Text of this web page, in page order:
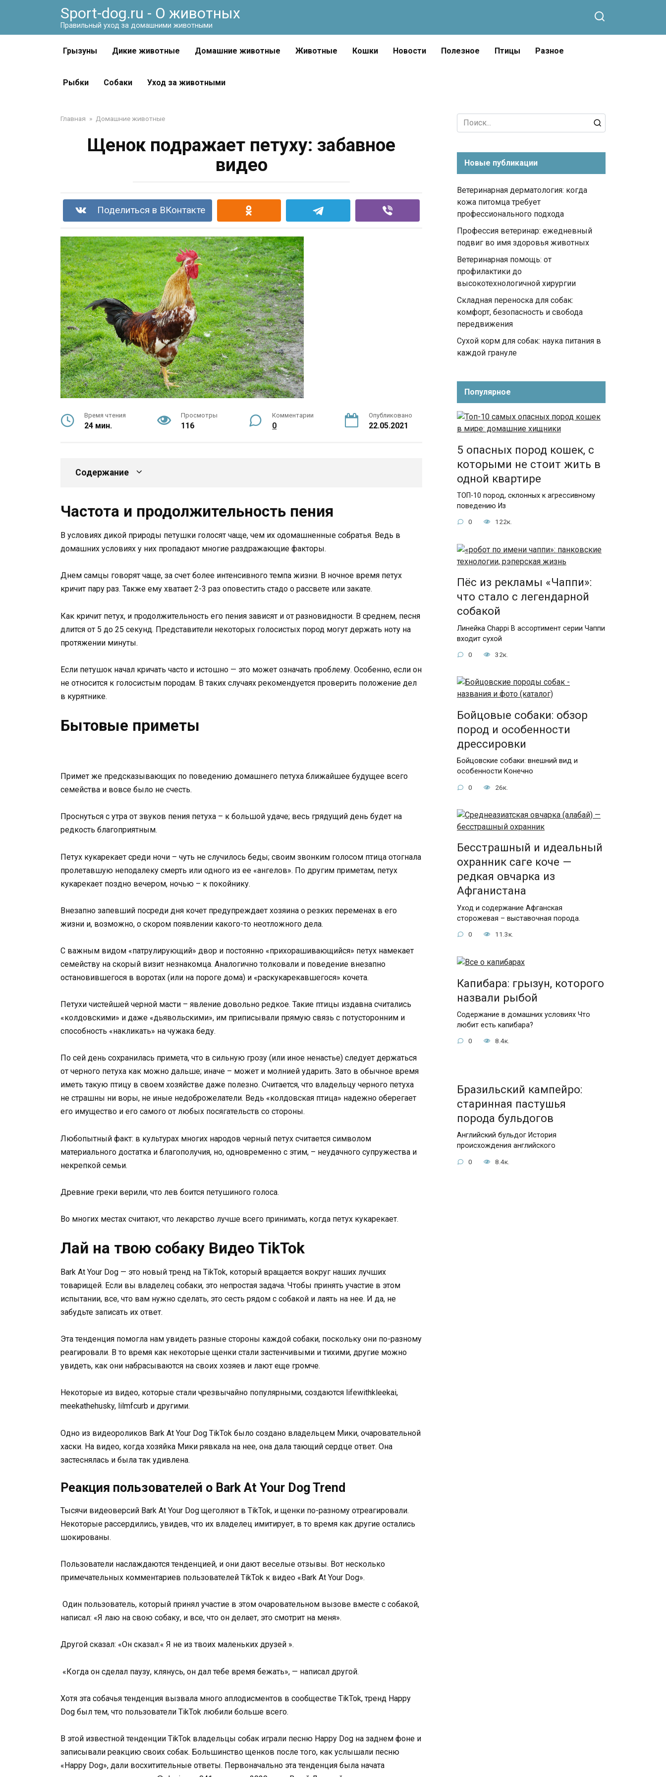
Sport-dog.ru - О животных
Правильный уход за домашними животными
Грызуны Дикие животные Домашние животные Животные Кошки Новости Полезное Птицы Разное
Рыбки Собаки Уход за животными
Главная » Домашние животные
Щенок подражает петуху: забавное
видео
Поделиться в ВКонтакте
Время чтения
24 мин.
Просмотры
116
Комментарии
0
Опубликовано
22.05.2021
Содержание
Частота и продолжительность пения
В условиях дикой природы петушки голосят чаще, чем их одомашненные собратья. Ведь в
домашних условиях у них пропадают многие раздражающие факторы.
Днем самцы говорят чаще, за счет более интенсивного темпа жизни. В ночное время петух
кричит пару раз. Также ему хватает 2-3 раз оповестить стадо о рассвете или закате.
Как кричит петух, и продолжительность его пения зависят и от разновидности. В среднем, песня
длится от 5 до 25 секунд. Представители некоторых голосистых пород могут держать ноту на
протяжении минуты.
Если петушок начал кричать часто и истошно — это может означать проблему. Особенно, если он
не относится к голосистым породам. В таких случаях рекомендуется проверить положение дел
в курятнике.
Бытовые приметы
Примет же предсказывающих по поведению домашнего петуха ближайшее будущее всего
семейства и вовсе было не счесть.
Проснуться с утра от звуков пения петуха – к большой удаче; весь грядущий день будет на
редкость благоприятным.
Петух кукарекает среди ночи – чуть не случилось беды; своим звонким голосом птица отогнала
пролетавшую неподалеку смерть или одного из ее «ангелов». По другим приметам, петух
кукарекает поздно вечером, ночью – к покойнику.
Внезапно запевший посреди дня кочет предупреждает хозяина о резких переменах в его
жизни и, возможно, о скором появлении какого-то неотложного дела.
С важным видом «патрулирующий» двор и постоянно «прихорашивающийся» петух намекает
семейству на скорый визит незнакомца. Аналогично толковали и поведение внезапно
остановившегося в воротах (или на пороге дома) и «раскукарекавшегося» кочета.
Петухи чистейшей черной масти – явление довольно редкое. Такие птицы издавна считались
«колдовскими» и даже «дьявольскими», им приписывали прямую связь с потусторонним и
способность «накликать» на чужака беду.
По сей день сохранилась примета, что в сильную грозу (или иное ненастье) следует держаться
от черного петуха как можно дальше; иначе – может и молнией ударить. Зато в обычное время
иметь такую птицу в своем хозяйстве даже полезно. Считается, что владельцу черного петуха
не страшны ни воры, не иные недоброжелатели. Ведь «колдовская птица» надежно оберегает
его имущество и его самого от любых посягательств со стороны.
Любопытный факт: в культурах многих народов черный петух считается символом
материального достатка и благополучия, но, одновременно с этим, – неудачного супружества и
некрепкой семьи.
Древние греки верили, что лев боится петушиного голоса.
Во многих местах считают, что лекарство лучше всего принимать, когда петух кукарекает.
Лай на твою собаку Видео TikTok
Bark At Your Dog — это новый тренд на TikTok, который вращается вокруг наших лучших
товарищей. Если вы владелец собаки, это непростая задача. Чтобы принять участие в этом
испытании, все, что вам нужно сделать, это сесть рядом с собакой и лаять на нее. И да, не
забудьте записать их ответ.
Эта тенденция помогла нам увидеть разные стороны каждой собаки, поскольку они по-разному
реагировали. В то время как некоторые щенки стали застенчивыми и тихими, другие можно
увидеть, как они набрасываются на своих хозяев и лают еще громче.
Некоторые из видео, которые стали чрезвычайно популярными, создаются lifewithkleekai,
meekathehusky, lilmfcurb и другими.
Одно из видеороликов Bark At Your Dog TikTok было создано владельцем Мики, очаровательной
хаски. На видео, когда хозяйка Мики рявкала на нее, она дала тающий сердце ответ. Она
застеснялась и была так удивлена.
Реакция пользователей о Bark At Your Dog Trend
Тысячи видеоверсий Bark At Your Dog щеголяют в TikTok, и щенки по-разному отреагировали.
Некоторые рассердились, увидев, что их владелец имитирует, в то время как другие остались
шокированы.
Пользователи наслаждаются тенденцией, и они дают веселые отзывы. Вот несколько
примечательных комментариев пользователей TikTok к видео «Bark At Your Dog».
Один пользователь, который принял участие в этом очаровательном вызове вместе с собакой,
написал: «Я лаю на свою собаку, и все, что он делает, это смотрит на меня».
Другой сказал: «Он сказал:« Я не из твоих маленьких друзей ».
«Когда он сделал паузу, клянусь, он дал тебе время бежать», — написал другой.
Хотя эта собачья тенденция вызвала много аплодисментов в сообществе TikTok, тренд Happy
Dog был тем, что пользователи TikTok любили больше всего.
В этой известной тенденции TikTok владельцы собак играли песню Happy Dog на заднем фоне и
записывали реакцию своих собак. Большинство щенков после того, как услышали песню
«Happy Dog», дали восхитительные ответы. Первоначально эта тенденция была начата
Search
for:
Новые публикации
Ветеринарная дерматология: когда
кожа питомца требует
профессионального подхода
Профессия ветеринар: ежедневный
подвиг во имя здоровья животных
Ветеринарная помощь: от
профилактики до
высокотехнологичной хирургии
Складная переноска для собак:
комфорт, безопасность и свобода
передвижения
Сухой корм для собак: наука питания в
каждой грануле
Популярное
5 опасных пород кошек, с
которыми не стоит жить в
одной квартире
ТОП-10 пород, склонных к агрессивному
поведению Из
0 122к.
Пёс из рекламы «Чаппи»:
что стало с легендарной
собакой
Линейка Chappi В ассортимент серии Чаппи
входит сухой
0 32к.
Бойцовые собаки: обзор
пород и особенности
дрессировки
Бойцовские собаки: внешний вид и
особенности Конечно
0 26к.
Бесстрашный и идеальный
охранник саге коче —
редкая овчарка из
Афганистана
Уход и содержание Афганская
сторожевая – выставочная порода.
0 11.3к.
Капибара: грызун, которого
назвали рыбой
Содержание в домашних условиях Что
любит есть капибара?
0 8.4к.
Бразильский кампейро:
старинная пастушья
порода бульдогов
Английский бульдог История
происхождения английского
0 8.4к.